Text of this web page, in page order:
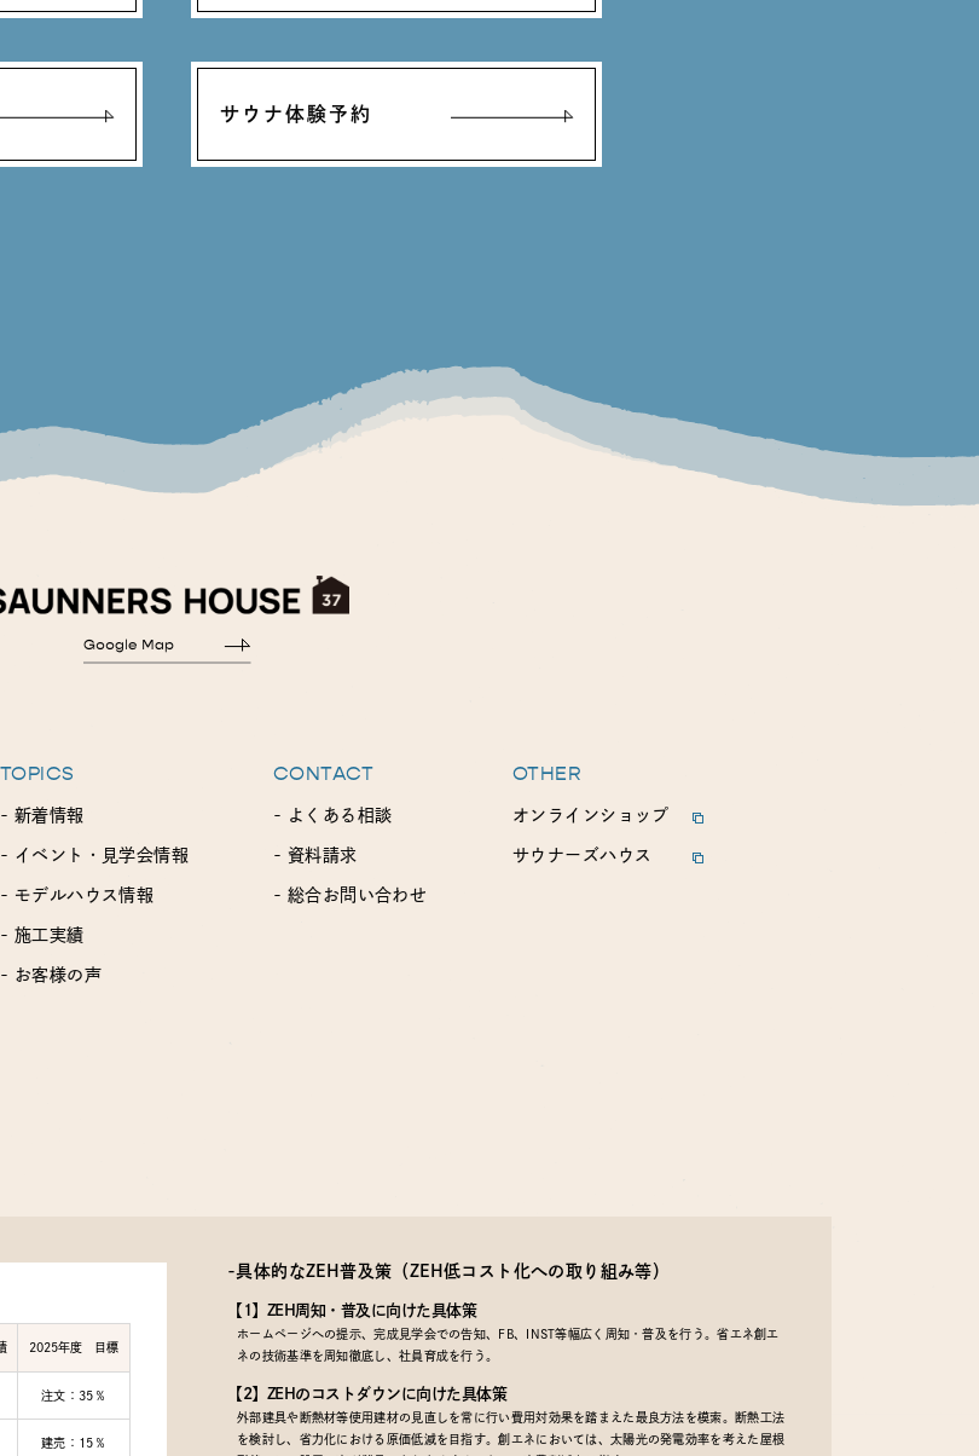
サウナ体験予約
TOPICS
- 新着情報
- イベント・見学会情報
- モデルハウス情報
- 施工実績
- お客様の声
CONTACT
- よくある相談
- 資料請求
- 総合お問い合わせ
OTHER
オンラインショップ
サウナーズハウス
2025年度 目標
注文：35％
建売：15％
-具体的なZEH普及策 （ZEH低コスト化への取り組み等）
【1】ZEH周知・普及に向けた具体策
ホームページへの提示、完成見学会での告知、FB、INST等幅広く周知・普及を行う。省エネ創エ
ネの技術基準を周知徹底し、社員育成を行う。
【2】ZEHのコストダウンに向けた具体策
外部建具や断熱材等使用建材の見直しを常に行い費用対効果を踏まえた最良方法を模索。断熱工法
を検討し、省力化における原価低減を目指す。創エネにおいては、太陽光の発電効率を考えた屋根